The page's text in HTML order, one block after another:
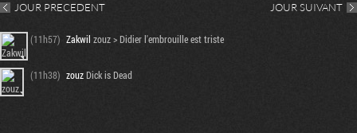
JOUR PRECEDENT JOUR SUIVANT
(11h57) Zakwil zouz > Didier l'embrouille est triste
(11h38) zouzDick is Dead